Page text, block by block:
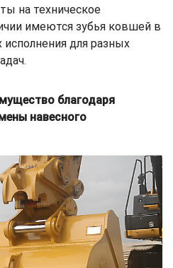
на техническое
имеются зубья ковшей в
исполнения для разных
благодаря
навесного